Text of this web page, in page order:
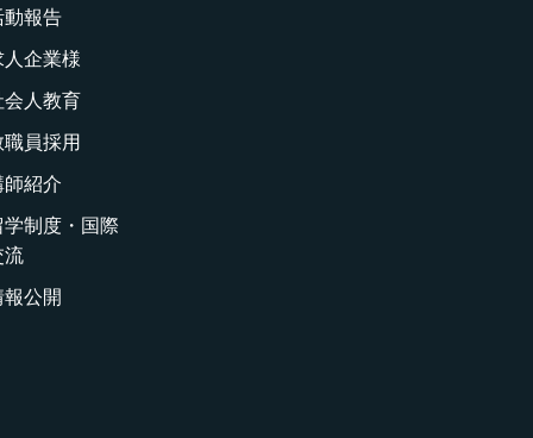
動報告
人企業様
会人教育
職員採用
師紹介
学制度・国際
流
報公開